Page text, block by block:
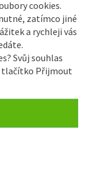
cookies.
zatímco jiné
a rychleji vás
Svůj souhlas
tlačítko Přijmout
odsavač par